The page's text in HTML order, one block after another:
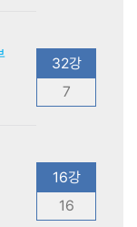
32강
7
16강
16